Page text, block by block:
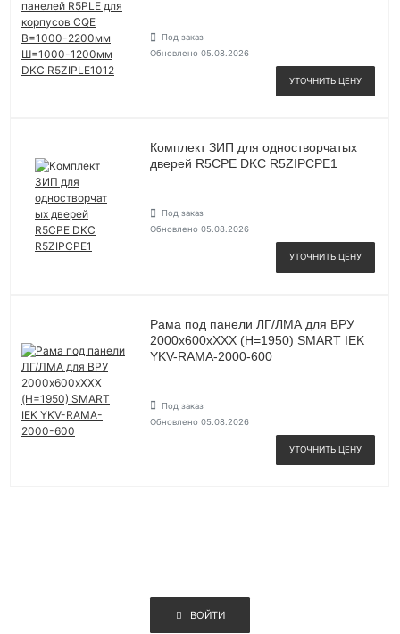
Под заказ
Обновлено 05.08.2026
УТОЧНИТЬ ЦЕНУ
Комплект ЗИП для одностворчатых
дверей R5CPE DKC R5ZIPCPE1
Под заказ
Обновлено 05.08.2026
УТОЧНИТЬ ЦЕНУ
Рама под панели ЛГ/ЛМА для ВРУ
2000х600хХХХ (Н=1950) SMART IEK
YKV-RAMA-2000-600
Под заказ
Обновлено 05.08.2026
УТОЧНИТЬ ЦЕНУ
ВОЙТИ